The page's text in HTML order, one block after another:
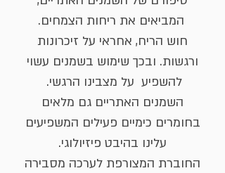
המביאים את ריחות הצמחים.
חוש הריח, אחראי על זיכרונות
ורגשות. ובכך שימוש בשמנים עשוי
להשפיע על מצבינו הרגשי.
השמנים האתריים גם מלאים
בחומרים כימיים פעילים המשפיעים
עלינו בהיבט פיזיולוגי.
החוברת המצורפת לערכה מסבירה